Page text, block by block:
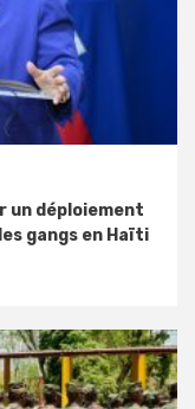
un déploiement
gangs en Haïti